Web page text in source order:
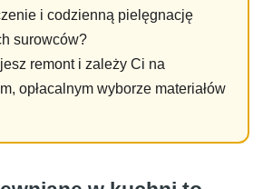
i codzienną pielęgnację
surowców?
remont i zależy Ci na
opłacalnym wyborze materiałów